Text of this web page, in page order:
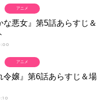
な悪女』第5話あらすじ＆
アニメ
令嬢』第6話あらすじ＆場
アニメ